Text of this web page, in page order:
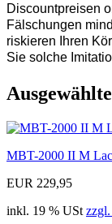
Discountpreisen
Fälschungen
riskieren Ihren
Sie solche
MBT-2000 II M
EUR 229,95
inkl. 19 % USt zzgl.